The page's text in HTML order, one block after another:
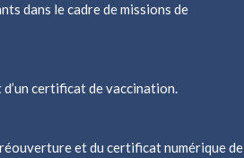
dans le cadre de missions de
certificat de vaccination.
et du certificat numérique de